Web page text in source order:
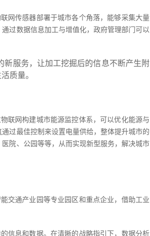
网传感器部署于城市各个角落，能够采集大量
过数据信息加工与增值化，政府管理部门可以
新服务，让加工挖掘后的信息不断产生附
质量。
联网构建城市能源监控体系，可以优化能源与
过最佳控制来设置电量供给，整体提升城市的
院、公园等等，从而实现新型服务，解决城市
交通产业园等专业园区和重点企业，借助工业
信息和数据。在清晰的战略指引下，数据分析